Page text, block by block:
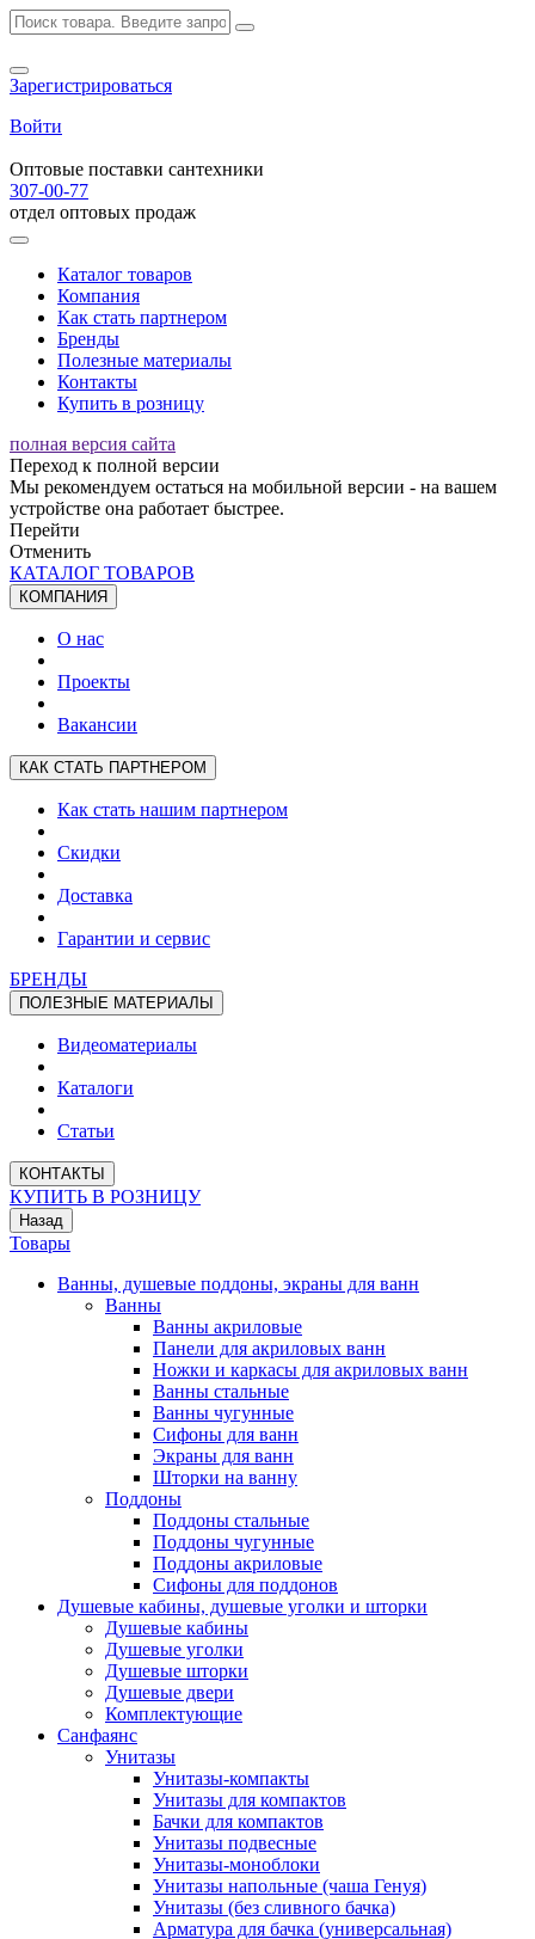
Зарегистрироваться
Войти
Оптовые поставки сантехники
307-00-77
отдел оптовых продаж
Каталог товаров
Компания
Как стать партнером
Бренды
Полезные материалы
Контакты
Купить в розницу
полная версия сайта
Переход к полной версии
Мы рекомендуем остаться на мобильной версии - на вашем
устройстве она работает быстрее.
Перейти
Отменить
КАТАЛОГ ТОВАРОВ
КОМПАНИЯ
О нас
Проекты
Вакансии
КАК СТАТЬ ПАРТНЕРОМ
Как стать нашим партнером
Скидки
Доставка
Гарантии и сервис
БРЕНДЫ
ПОЛЕЗНЫЕ МАТЕРИАЛЫ
Видеоматериалы
Каталоги
Статьи
КОНТАКТЫ
КУПИТЬ В РОЗНИЦУ
Назад
Товары
Ванны, душевые поддоны, экраны для ванн
Ванны
Ванны акриловые
Панели для акриловых ванн
Ножки и каркасы для акриловых ванн
Ванны стальные
Ванны чугунные
Сифоны для ванн
Экраны для ванн
Шторки на ванну
Поддоны
Поддоны стальные
Поддоны чугунные
Поддоны акриловые
Сифоны для поддонов
Душевые кабины, душевые уголки и шторки
Душевые кабины
Душевые уголки
Душевые шторки
Душевые двери
Комплектующие
Санфаянс
Унитазы
Унитазы-компакты
Унитазы для компактов
Бачки для компактов
Унитазы подвесные
Унитазы-моноблоки
Унитазы напольные (чаша Генуя)
Унитазы (без сливного бачка)
Арматура для бачка (универсальная)